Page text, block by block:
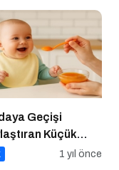
Geçişi
Küçük
1 yıl önce